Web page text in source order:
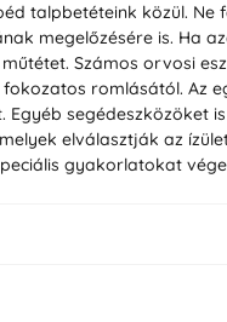
talpbetéteink közül. Ne
megelőzésére is. Ha
Számos orvosi
romlásától. Az
segédeszközöket
elválasztják az
gyakorlatokat